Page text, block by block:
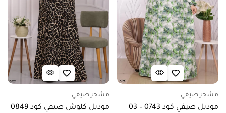
مشجر صيفي
موديل صيفي كود 0743 – 03
مشجر صيفي
موديل كلوش صيفي كود 0849